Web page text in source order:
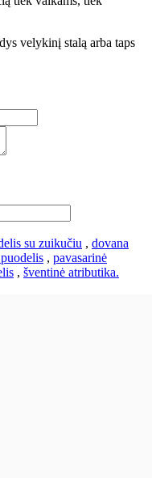
velykinį stalą arba taps
su zuikučiu , dovana
, pavasarinė
, šventinė atributika.